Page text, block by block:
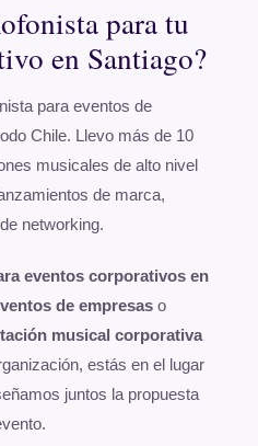
para tu
en Santiago?
para eventos de
Chile. Llevo más de 10
musicales de alto nivel
de marca,
networking.
eventos corporativos en
de empresaso
musical corporativa
estás en el lugar
juntos la propuesta